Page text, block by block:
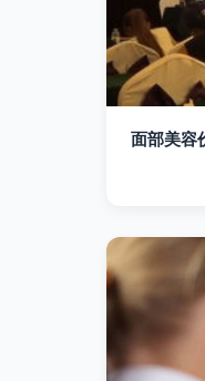
面部美容